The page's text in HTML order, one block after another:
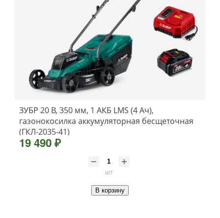
ЗУБР 20 В, 350 мм, 1 АКБ LMS (4 Ач),
газонокосилка аккумуляторная бесщеточная
(ГКЛ-2035-41)
19 490 ₽
шт
В корзину